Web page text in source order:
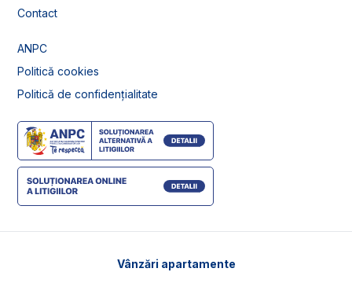
Contact
ANPC
Politică cookies
Politică de confidențialitate
Vânzări apartamente